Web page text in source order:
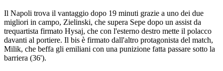
Il Napoli trova il vantaggio dopo 19 minuti grazie a uno dei due
migliori in campo, Zielinski, che supera Sepe dopo un assist da
trequartista firmato Hysaj, che con l'esterno destro mette il polacco
davanti al portiere. Il bis è firmato dall'altro protagonista del match,
Milik, che beffa gli emiliani con una punizione fatta passare sotto la
barriera (36').